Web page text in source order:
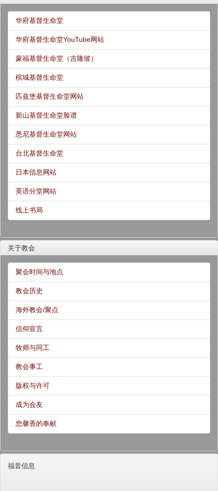
华府基督生命堂
华府基督生命堂YouTube网站
蒙福基督生命堂（吉隆坡）
槟城基督生命堂
匹兹堡基督生命堂网站
新山基督生命堂脸谱
悉尼基督生命堂网站
台北基督生命堂
日本信息网站
英语分堂网站
线上书局
关于教会
聚会时间与地点
教会历史
海外教会/聚点
信仰宣言
牧师与同工
教会事工
版权与许可
成为会友
您馨香的奉献
福音信息